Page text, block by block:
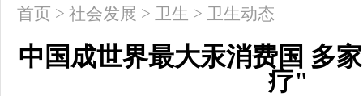
首页 > 社会发展 > 卫生 > 卫生动态
中国成世界最大汞消费国 多
疗"